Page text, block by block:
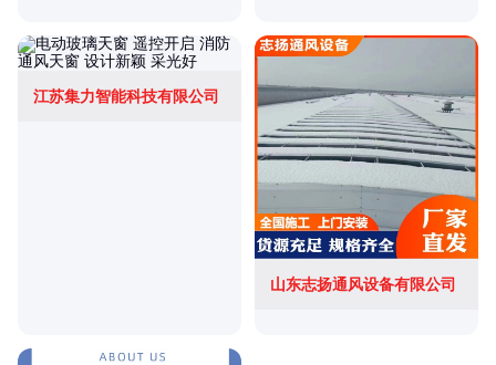
江苏集力智能科技有限公司
山东志扬通风设备有限公司